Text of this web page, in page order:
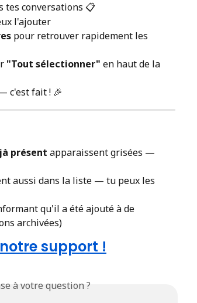
tes conversations 📋
l'ajouter
pour retrouver rapidement les
"Tout sélectionner" en haut de la
c'est fait ! 🎉
présent apparaissent grisées —
aussi dans la liste — tu peux les
qu'il a été ajouté à de
archivées)
support !
à votre question ?